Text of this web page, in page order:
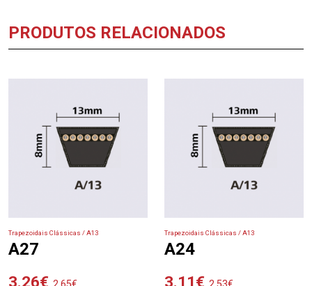
PRODUTOS RELACIONADOS
Trapezoidais Clássicas / A13
A27
3.26€
Trapezoidais Clássicas / A13
A24
3.11€